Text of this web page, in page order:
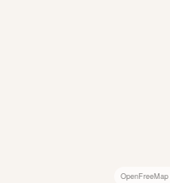
OpenFreeMap